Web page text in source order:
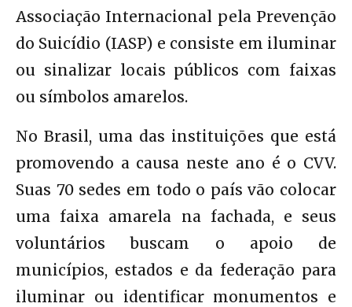
Associação Internacional pela Prevenção
do Suicídio (IASP) e consiste em iluminar
ou sinalizar locais públicos com faixas
ou símbolos amarelos.
No Brasil, uma das instituições que está
promovendo a causa neste ano é o CVV.
Suas 70 sedes em todo o país vão colocar
uma faixa amarela na fachada, e seus
voluntários buscam o apoio de
municípios, estados e da federação para
iluminar ou identificar monumentos e